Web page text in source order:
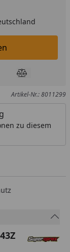
legen
Produkt
Artikel-Nr.: 8011299
zu diesem